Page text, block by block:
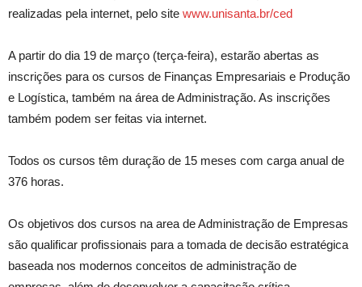
realizadas pela internet, pelo site www.unisanta.br/ced
A partir do dia 19 de março (terça-feira), estarão abertas as
inscrições para os cursos de Finanças Empresariais e Produção
e Logística, também na área de Administração. As inscrições
também podem ser feitas via internet.
Todos os cursos têm duração de 15 meses com carga anual de
376 horas.
Os objetivos dos cursos na area de Administração de Empresas
são qualificar profissionais para a tomada de decisão estratégica
baseada nos modernos conceitos de administração de